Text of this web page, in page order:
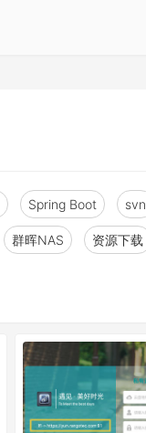
Spring Boot svn
群晖NAS 资源下载